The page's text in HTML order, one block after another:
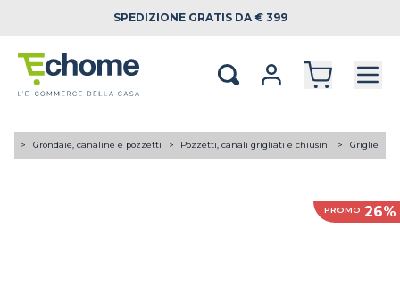
SPEDIZIONE GRATIS DA € 399
Grondaie, canaline e pozzetti Pozzetti, canali grigliati e chiusini Griglie
PROMO 26%